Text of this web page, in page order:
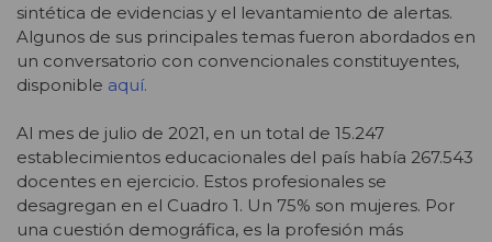
sintética de evidencias y el levantamiento de alertas.
Algunos de sus principales temas fueron abordados en
un conversatorio con convencionales constituyentes,
disponible aquí.
Al mes de julio de 2021, en un total de 15.247
establecimientos educacionales del país había 267.543
docentes en ejercicio. Estos profesionales se
desagregan en el Cuadro 1. Un 75% son mujeres. Por
una cuestión demográfica, es la profesión más